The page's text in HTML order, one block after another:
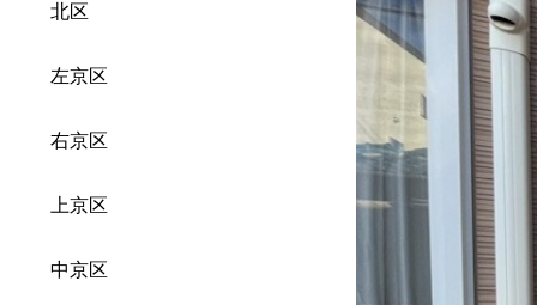
北区
左京区
右京区
上京区
中京区